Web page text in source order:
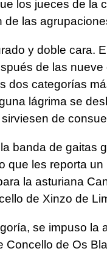
los jueces de la
de las
y doble cara.
de las
dos categorías
lágrima se
de
banda de gaitas
que les reporta
la asturiana
de Xinzo de
se impuso la
Concello de Os